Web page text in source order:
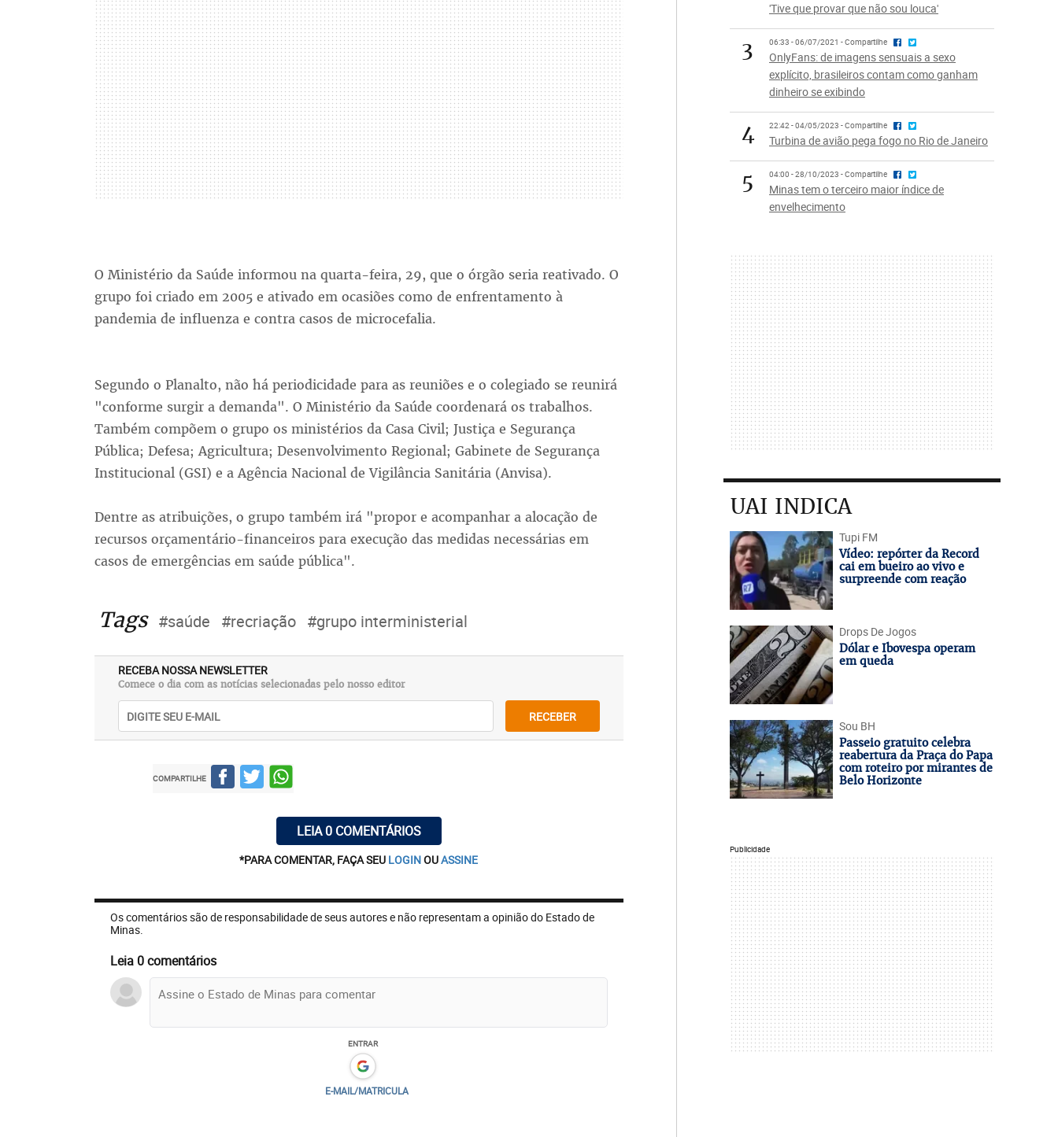
O Ministério da Saúde informou na quarta-feira, 29, que o órgão seria reativado. O
grupo foi criado em 2005 e ativado em ocasiões como de enfrentamento à
pandemia de influenza e contra casos de microcefalia.
Segundo o Planalto, não há periodicidade para as reuniões e o colegiado se reunirá
"conforme surgir a demanda". O Ministério da Saúde coordenará os trabalhos.
Também compõem o grupo os ministérios da Casa Civil; Justiça e Segurança
Pública; Defesa; Agricultura; Desenvolvimento Regional; Gabinete de Segurança
Institucional (GSI) e a Agência Nacional de Vigilância Sanitária (Anvisa).
Dentre as atribuições, o grupo também irá "propor e acompanhar a alocação de
recursos orçamentário-financeiros para execução das medidas necessárias em
casos de emergências em saúde pública".
Tags #saúde #recriação #grupo interministerial
RECEBA NOSSA NEWSLETTER
Comece o dia com as notícias selecionadas pelo nosso editor
RECEBER
COMPARTILHE
LEIA 0 COMENTÁRIOS
*PARA COMENTAR, FAÇA SEU LOGINOUASSINE
Os comentários são de responsabilidade de seus autores e não representam a opinião do Estado de
Minas.
Leia 0 comentários
ENTRAR
E-MAIL/MATRICULA
'Tive que provar que não sou louca'
3 06:33 - 06/07/2021 - Compartilhe
OnlyFans: de imagens sensuais a sexo
explícito, brasileiros contam como ganham
dinheiro se exibindo
4 22:42 - 04/05/2023 - Compartilhe
Turbina de avião pega fogo no Rio de Janeiro
5 04:00 - 28/10/2023 - Compartilhe
Minas tem o terceiro maior índice de
envelhecimento
UAI INDICA
Tupi FM
Vídeo: repórter da Record
cai em bueiro ao vivo e
surpreende com reação
Drops De Jogos
Dólar e Ibovespa operam
em queda
Sou BH
Passeio gratuito celebra
reabertura da Praça do Papa
com roteiro por mirantes de
Belo Horizonte
Publicidade